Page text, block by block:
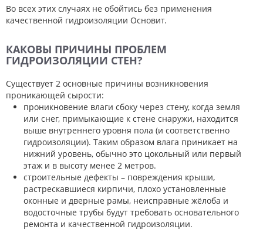
Во всех этих случаях не обойтись без применения
качественной гидроизоляции Основит.
КАКОВЫ ПРИЧИНЫ ПРОБЛЕМ
ГИДРОИЗОЛЯЦИИ СТЕН?
Существует 2 основные причины возникновения
проникающей сырости:
проникновение влаги сбоку через стену, когда земля
или снег, примыкающие к стене снаружи, находится
выше внутреннего уровня пола (и соответственно
гидроизоляции). Таким образом влага приникает на
нижний уровень, обычно это цокольный или первый
этаж и в высоту менее 2 метров.
строительные дефекты – повреждения крыши,
растрескавшиеся кирпичи, плохо установленные
оконные и дверные рамы, неисправные жёлоба и
водосточные трубы будут требовать основательного
ремонта и качественной гидроизоляции.